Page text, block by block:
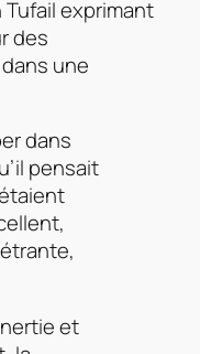
Tufail exprimant
des
une
dans
pensait
et